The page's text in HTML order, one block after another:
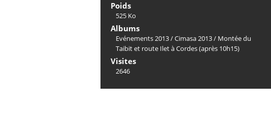
Poids
525 Ko
Albums
Evénements 2013/Cimasa 2013/ Montée du
Taibit et route Ilet à Cordes (après 10h15)
Visites
2646